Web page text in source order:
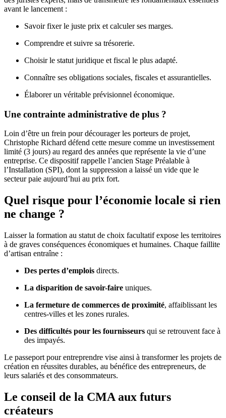
avant le lancement :
Savoir fixer le juste prix et calculer ses marges.
Comprendre et suivre sa trésorerie.
Choisir le statut juridique et fiscal le plus adapté.
Connaître ses obligations sociales, fiscales et assurantielles.
Élaborer un véritable prévisionnel économique.
Une contrainte administrative de plus ?
Loin d’être un frein pour décourager les porteurs de projet,
Christophe Richard défend cette mesure comme un investissement
limité (3 jours) au regard des années que représente la vie d’une
entreprise. Ce dispositif rappelle l’ancien Stage Préalable à
l’Installation (SPI), dont la suppression a laissé un vide que le
secteur paie aujourd’hui au prix fort.
Quel risque pour l’économie locale si rien
ne change ?
Laisser la formation au statut de choix facultatif expose les territoires
à de graves conséquences économiques et humaines. Chaque faillite
d’artisan entraîne :
Des pertes d’emplois directs.
La disparition de savoir-faire uniques.
La fermeture de commerces de proximité, affaiblissant les
centres-villes et les zones rurales.
Des difficultés pour les fournisseurs qui se retrouvent face à
des impayés.
Le passeport pour entreprendre vise ainsi à transformer les projets de
création en réussites durables, au bénéfice des entrepreneurs, de
leurs salariés et des consommateurs.
Le conseil de la CMA aux futurs
créateurs